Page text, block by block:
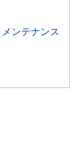
ンテナンス